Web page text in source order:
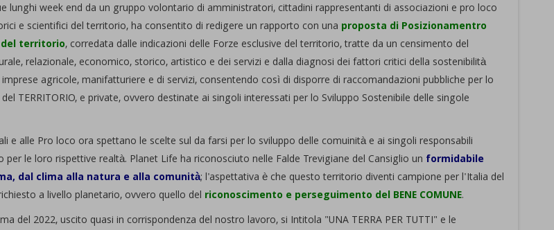
lunghi week end da un gruppo volontario di amministratori, cittadini rappresentanti di associazioni e pro loco
e scientifici del territorio, ha consentito di redigere un rapporto con una proposta di Posizionamentro
territorio, corredata dalle indicazioni delle Forze esclusive del territorio, tratte da un censimento del
relazionale, economico, storico, artistico e dei servizi e dalla diagnosi dei fattori critici della sostenibilità
agricole, manifatturiere e di servizi, consentendo così di disporre di raccomandazioni pubbliche per lo
del TERRITORIO, e private, ovvero destinate ai singoli interessati per lo Sviluppo Sostenibile delle singole
e alle Pro loco ora spettano le scelte sul da farsi per lo sviluppo delle comuinità e ai singoli responsabili
le loro rispettive realtà. Planet Life ha riconosciuto nelle Falde Trevigiane del Cansiglio un formidabile
dal clima alla natura e alla comunità; l'aspettativa è che questo territorio diventi campione per l'Italia del
a livello planetario, ovvero quello del riconoscimento e perseguimento del BENE COMUNE.
del 2022, uscito quasi in corrispondenza del nostro lavoro, si Intitola "UNA TERRA PER TUTTI" e le